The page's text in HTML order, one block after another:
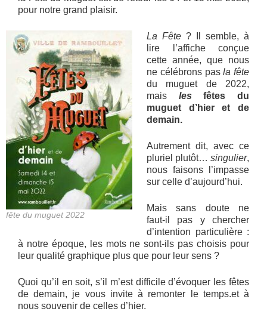
pour notre grand plaisir.
fête du muguet 2022
La Fête ? Il semble, à
lire l’affiche conçue
cette année, que nous
ne célébrons pasla fête
du muguet de 2022,
mais les fêtes du
muguet d’hier et de
demain.
Autrement dit, avec ce
pluriel plutôt… singulier,
nous faisons l’impasse
sur celle d’aujourd’hui.
Mais sans doute ne
faut-il pas y chercher
d’intention particulière :
à notre époque, les mots ne sont-ils pas choisis pour
leur qualité graphique plus que pour leur sens ?
Quoi qu’il en soit, s’il m’est difficile d’évoquer les fêtes
de demain, je vous invite à remonter le temps.et à
nous souvenir de celles d’hier.